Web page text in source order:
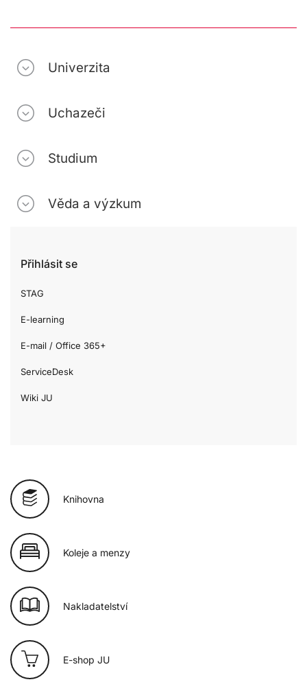
Univerzita
Uchazeči
Studium
Věda a výzkum
Přihlásit se
STAG
E-learning
E-mail / Office 365+
ServiceDesk
Wiki JU
Knihovna
Koleje a menzy
Nakladatelství
E-shop JU